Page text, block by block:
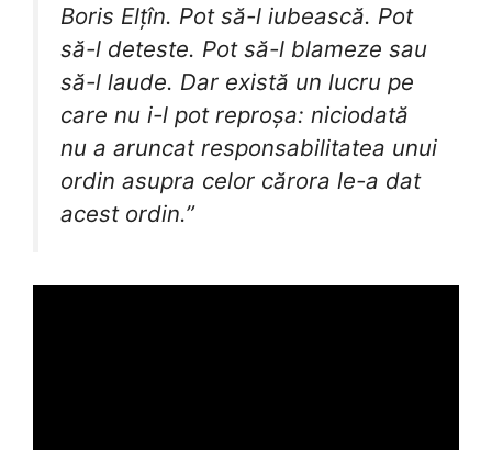
Boris Elțîn. Pot să-l iubească. Pot
să-l deteste. Pot să-l blameze sau
să-l laude. Dar există un lucru pe
care nu i-l pot reproșa: niciodată
nu a aruncat responsabilitatea unui
ordin asupra celor cărora le-a dat
acest ordin.”